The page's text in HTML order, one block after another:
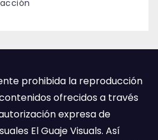
prohibida la reproducción
ofrecidos a través
expresa de
El Guaje Visuals. Así